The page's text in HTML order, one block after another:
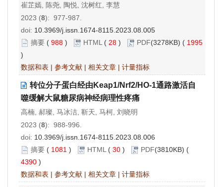
崔芷嫣, 陈尧, 陶悦, 沈树红, 李慧
2023 (8): 977-987.
doi: 10.3969/j.issn.1674-8115.2023.08.005
摘要 ( 988 ) HTML ( 28 ) PDF(3278KB) ( 1995
)
数据和表 | 参考文献 | 相关文章 | 计量指标
转位分子蛋白经由Keap1/Nrf2/HO-1通路激活自
噬缓解大鼠糖尿病神经病理性疼痛
高楠, 郝璨, 马冰洁, 靳天, 马柯, 刘晓明
2023 (8): 988-996.
doi: 10.3969/j.issn.1674-8115.2023.08.006
摘要 ( 1081 ) HTML ( 30 ) PDF(3810KB) (
4390 )
数据和表 | 参考文献 | 相关文章 | 计量指标